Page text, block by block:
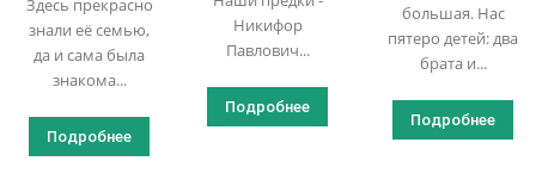
Здесь прекрасно
знали её семью,
да и сама была
знакома...
Подробнее
Никифор
Павлович...
Подробнее
большая. Нас
пятеро детей: два
брата и...
Подробнее